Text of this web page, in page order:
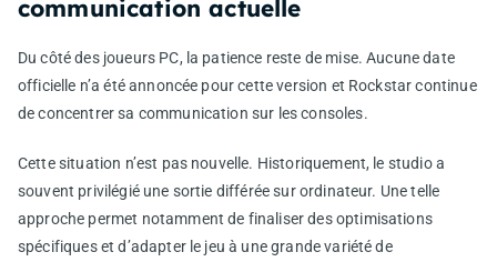
communication actuelle
Du côté des joueurs PC, la patience reste de mise. Aucune date
officielle n’a été annoncée pour cette version et Rockstar continue
de concentrer sa communication sur les consoles.
Cette situation n’est pas nouvelle. Historiquement, le studio a
souvent privilégié une sortie différée sur ordinateur. Une telle
approche permet notamment de finaliser des optimisations
spécifiques et d’adapter le jeu à une grande variété de